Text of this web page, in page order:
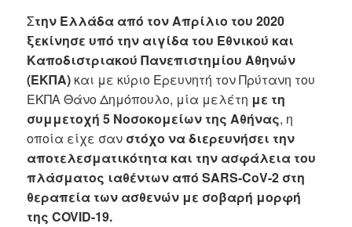
Στην Ελλάδα από τον Απρίλιο του 2020
ξεκίνησε υπό την αιγίδα του Εθνικού και
Καποδιστριακού Πανεπιστημίου Αθηνών
(ΕΚΠΑ) και με κύριο Ερευνητή τον Πρύτανη του
ΕΚΠΑ Θάνο Δημόπουλο, μία μελέτη με τη
συμμετοχή 5 Νοσοκομείων της Αθήνας, η
οποία είχε σαν στόχο να διερευνήσει την
αποτελεσματικότητα και την ασφάλεια του
πλάσματος ιαθέντων από SARS-CoV-2 στη
θεραπεία των ασθενών με σοβαρή μορφή
της COVID-19.